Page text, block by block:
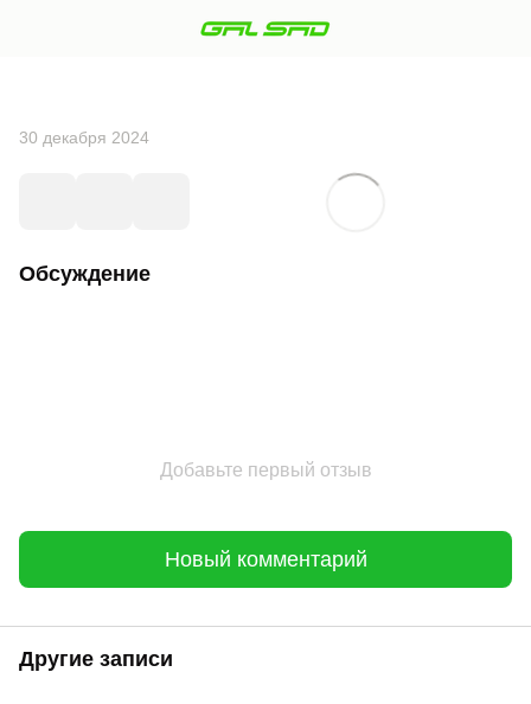
30 декабря 2024
Обсуждение
Добавьте первый отзыв
Новый комментарий
Другие записи